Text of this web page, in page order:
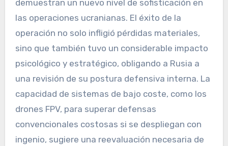
demuestran un nuevo nivel de sofisticación en
las operaciones ucranianas. El éxito de la
operación no solo infligió pérdidas materiales,
sino que también tuvo un considerable impacto
psicológico y estratégico, obligando a Rusia a
una revisión de su postura defensiva interna. La
capacidad de sistemas de bajo coste, como los
drones FPV, para superar defensas
convencionales costosas si se despliegan con
ingenio, sugiere una reevaluación necesaria de